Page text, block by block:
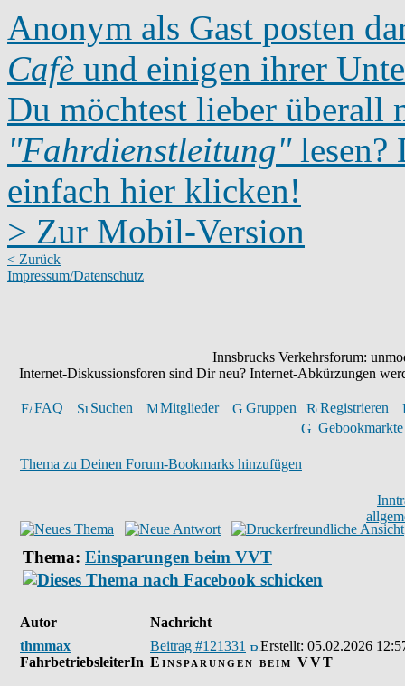
Anonym als Gast posten
Cafè und einigen ihrer
Du möchtest lieber überall
"Fahrdienstleitung"lesen?
einfach hier klicken!
> Zur Mobil-Version
< Zurück
Impressum/Datenschutz
Innsbrucks Verkehrsforum:
Internet-Diskussionsforen sind Dir neu? Internet-Abkürzungen
FAQ Suchen Mitglieder Gruppen
Registrieren
Thema zu Deinen Forum-Bookmarks hinzufügen
Thema: Einsparungen beim VVT
Autor
Nachricht
thmmax
FahrbetriebsleiterIn
Beitrag #121331 Erstellt: 05.02.2026
Einsparungen beim VVT